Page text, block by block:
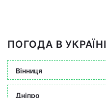
ПОГОДА В УКРАЇНІ
Вінниця
Дніпро